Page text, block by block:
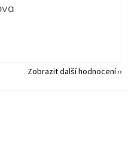
5 z 5 hvězdiček.
Zobrazit další hodnocení